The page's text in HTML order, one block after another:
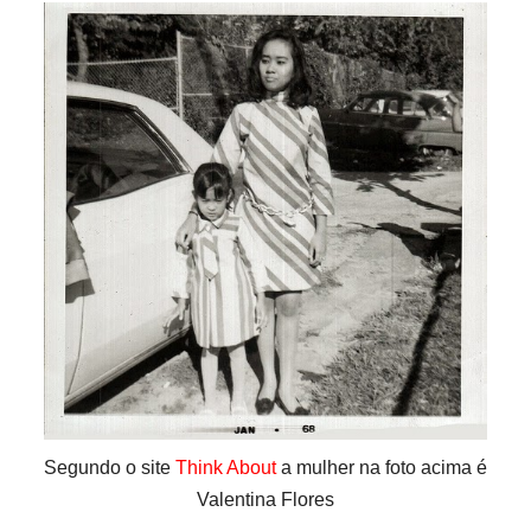
Segundo o site Think Abouta mulher na foto acima é
Valentina Flores